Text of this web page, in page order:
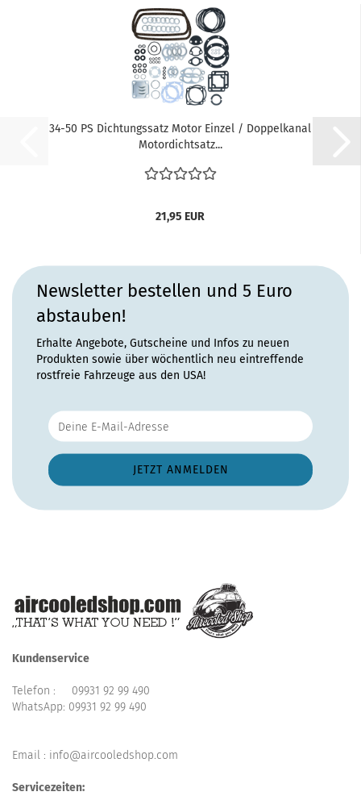
34-50 PS Dichtungssatz Motor Einzel / Doppelkanal
Motordichtsatz...
21,95 EUR
Newsletter bestellen und 5 Euro
abstauben!
Erhalte Angebote, Gutscheine und Infos zu neuen
Produkten sowie über wöchentlich neu eintreffende
rostfreie Fahrzeuge aus den USA!
Kundenservice
Telefon : 09931 92 99 490
WhatsApp: 09931 92 99 490
Email : info@aircooledshop.com
Servicezeiten: